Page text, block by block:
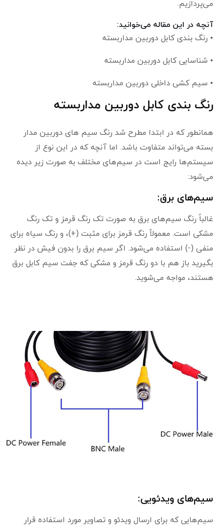
می‌پردازیم.
آنچه در این مقاله می‌خوانید:
• رنگ بندی کابل دوربین مداربسته
• شناسایی کابل دوربین مداربسته
• سیم کشی داخلی دوربین مداربسته
رنگ بندی کابل دوربین مداربسته
همانطور که در ابتدا مطرح شد رنگ سیم های دوربین مدار
بسته می‌تواند متفاوت باشد. اما آنچه که در این نوع از
سیستم‌ها رایج است در سیم‌های مختلف به صورت زیر دیده
می‌شود:
سیم‌های برق:
غالباً رنگ سیم‌های برق به صورت تک رنگ قرمز و تک رنگ
مشکی است. معمولاً رنگ قرمز برای مثبت (+)، و رنگ سیاه برای
منفی (-) استفاده می‌شود. اگر سیم برق را بدون فیش در نظر
بگیرید باز هم با دو رنگ قرمز و مشکی که جفت سیم کابل برق
هستند، مواجه می‌شوید.
سیم‌های ویدئویی:
سیم‌هایی که برای ارسال ویدئو و تصاویر مورد استفاده قرار